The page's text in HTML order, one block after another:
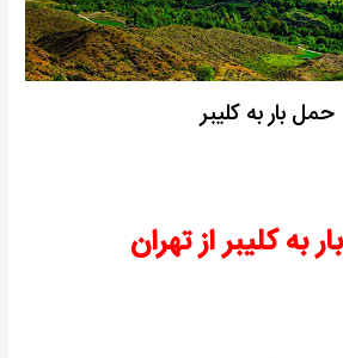
حمل بار به کلیبر
به کلیبر از تهران